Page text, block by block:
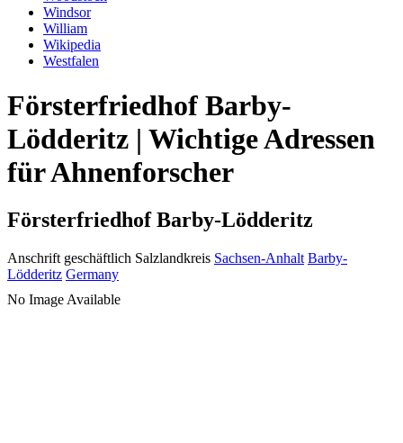
Windsor
William
Wikipedia
Westfalen
Försterfriedhof Barby-
Lödderitz | Wichtige Adressen
für Ahnenforscher
Försterfriedhof Barby-Lödderitz
Anschrift geschäftlich Salzlandkreis Sachsen-Anhalt Barby-
Lödderitz Germany
No Image Available